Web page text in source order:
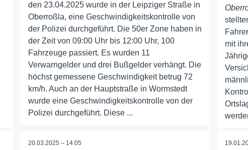
den 23.04.2025 wurde in der Leipziger Straße in
Oberroßla, eine Geschwindigkeitskontrolle von
der Polizei durchgeführt. Die 50er Zone haben in
der Zeit von 09:00 Uhr bis 12:00 Uhr, 100
Fahrzeuge passiert. Es wurden 11
Verwarngelder und drei Bußgelder verhängt. Die
höchst gemessene Geschwindigkeit betrug 72
km/h. Auch an der Hauptstraße in Wormstedt
wurde eine Geschwindigkeitskontrolle von der
Polizei durchgeführt. Diese ...
mit
20.03.2025 – 14:05